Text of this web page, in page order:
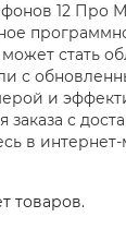
12 Про
стать
с
и
заказа с
в интернет-
товаров.